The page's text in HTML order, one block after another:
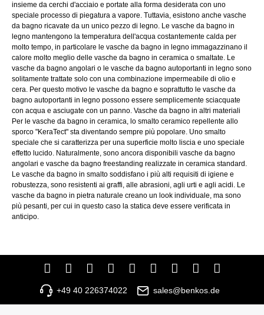
insieme da cerchi d'acciaio e portate alla forma desiderata con uno
speciale processo di piegatura a vapore. Tuttavia, esistono anche vasche
da bagno ricavate da un unico pezzo di legno. Le vasche da bagno in
legno mantengono la temperatura dell'acqua costantemente calda per
molto tempo, in particolare le vasche da bagno in legno immagazzinano il
calore molto meglio delle vasche da bagno in ceramica o smaltate. Le
vasche da bagno angolari o le vasche da bagno autoportanti in legno sono
solitamente trattate solo con una combinazione impermeabile di olio e
cera. Per questo motivo le vasche da bagno e soprattutto le vasche da
bagno autoportanti in legno possono essere semplicemente sciacquate
con acqua e asciugate con un panno. Vasche da bagno in altri materiali
Per le vasche da bagno in ceramica, lo smalto ceramico repellente allo
sporco "KeraTect" sta diventando sempre più popolare. Uno smalto
speciale che si caratterizza per una superficie molto liscia e uno speciale
effetto lucido. Naturalmente, sono ancora disponibili vasche da bagno
angolari e vasche da bagno freestanding realizzate in ceramica standard.
Le vasche da bagno in smalto soddisfano i più alti requisiti di igiene e
robustezza, sono resistenti ai graffi, alle abrasioni, agli urti e agli acidi. Le
vasche da bagno in pietra naturale creano un look individuale, ma sono
più pesanti, per cui in questo caso la statica deve essere verificata in
anticipo.
+49 40 226374022 sales@benkos.de